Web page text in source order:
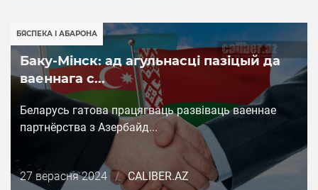
БЯСПЕКА І АБАРОНА
Баку-Мінск: ад агульнасці пазіцый да
ваеннага с...
Беларусь гатова працягваць развіваць ваеннае
партнёрства з Азербайд...
Дата
27 верасня 2024 / CALIBER.AZ